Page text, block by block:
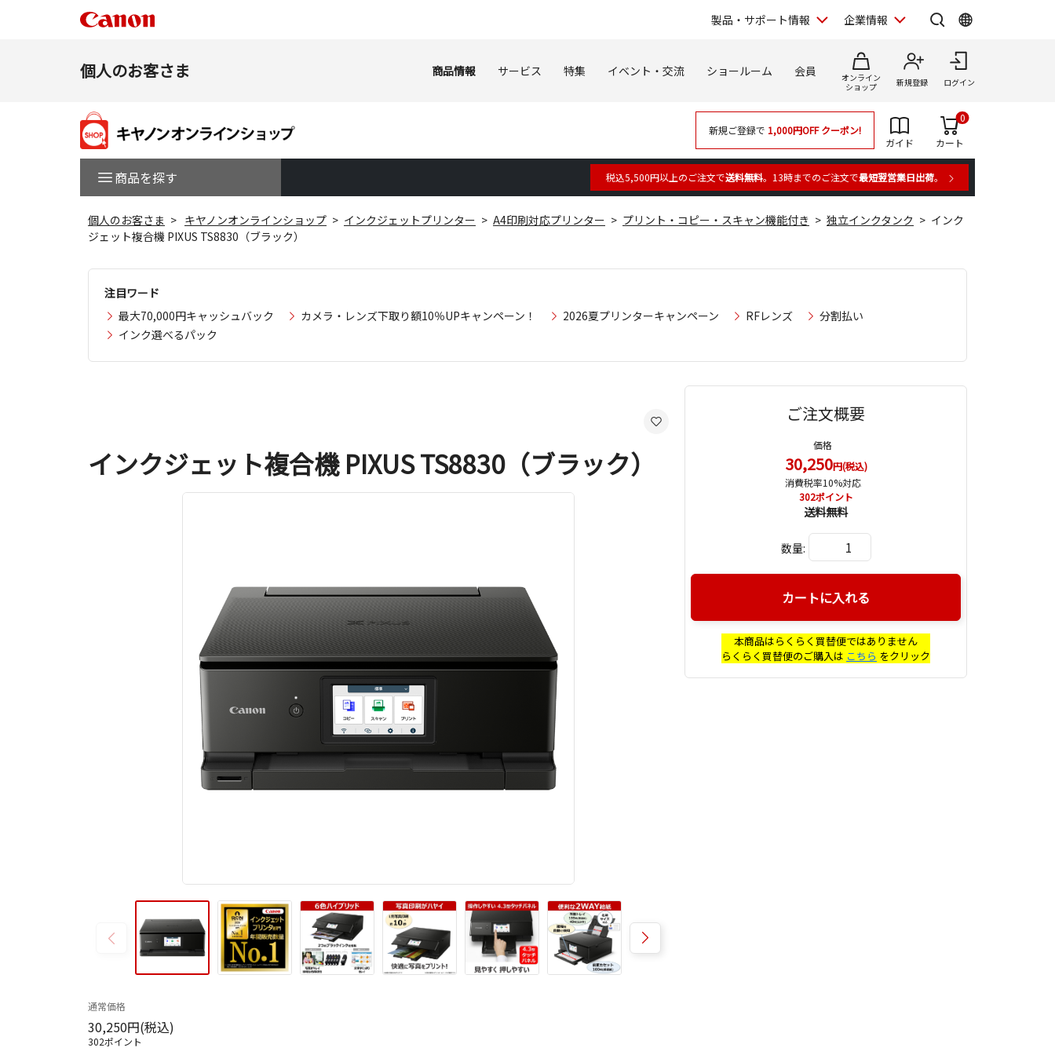
製品・サポート情報 企業情報
個人のお客さま 商品情報 サービス 特集 イベント・交流 ショールーム 会員
オンライン
ショップ
新規登録 ログイン
商品を探す
新規ご登録で 1,000円OFFクーポン!
ガイド
カート
0
税込5,500円以上のご注文で送料無料。13時までのご注文で最短翌営業日出荷。
個人のお客さま キヤノンオンラインショップ インクジェットプリンター A4印刷対応プリンター プリント・コピー・スキャン機能付き 独立インクタンク
インク
ジェット複合機 PIXUS TS8830（ブラック）
注目ワード
最大70,000円キャッシュバック
カメラ・レンズ下取り額10％UPキャンペーン！ 2026夏プリンターキャンペーン RFレンズ
分割払い
インク選べるパック
インクジェット複合機 PIXUS TS8830（ブラック）
通常価格
30,250円(税込)
302ポイント
ご注文概要
価格
30,250円(税込)
消費税率10%対応
302ポイント
送料無料
数量:
カートに入れる
本商品はらくらく買替便ではありません
らくらく買替便のご購入は こちら をクリック